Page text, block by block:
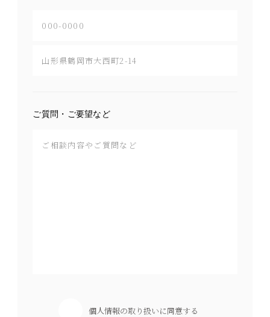
ご質問・ご要望など
個人情報の取り扱いに同意する